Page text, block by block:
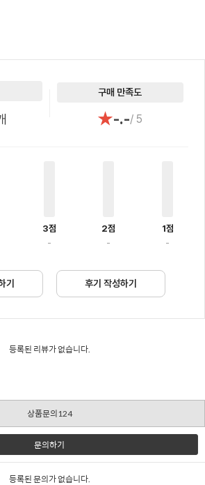
구매 만족도
★-.-/ 5
3점
-
2점
-
1점
-
기 후기 작성하기
등록된 리뷰가 없습니다.
상품문의124
문의하기
등록된 문의가 없습니다.